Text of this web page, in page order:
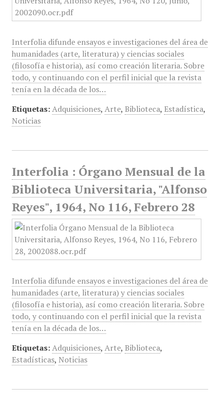
Interfolia difunde ensayos e investigaciones del área de
humanidades (arte, literatura) y ciencias sociales
(filosofía e historia), así como creación literaria. Sobre
todo, y continuando con el perfil inicial que la revista
tenía en la década de los…
Etiquetas: Adquisiciones, Arte, Biblioteca, Estadística,
Noticias
Interfolia : Órgano Mensual de la
Biblioteca Universitaria, "Alfonso
Reyes", 1964, No 116, Febrero 28
Interfolia difunde ensayos e investigaciones del área de
humanidades (arte, literatura) y ciencias sociales
(filosofía e historia), así como creación literaria. Sobre
todo, y continuando con el perfil inicial que la revista
tenía en la década de los…
Etiquetas: Adquisiciones, Arte, Biblioteca,
Estadísticas, Noticias